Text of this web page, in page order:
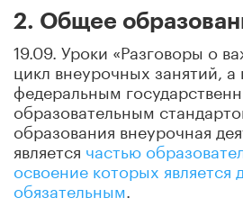
2. Общее
19.09. Уроки «Разговоры о
цикл внеурочных занятий, а
федеральным
образовательным
образования внеурочная
является частью
освоение которых является
обязательным.